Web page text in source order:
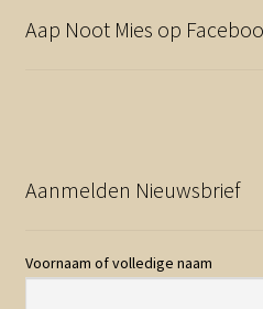
Aap Noot Mies op
Aanmelden Nieuwsbrief
Voornaam of volledige naam